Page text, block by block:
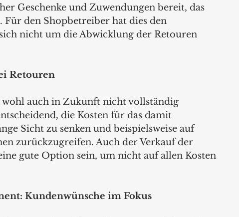
Geschenke und Zuwendungen bereit, das
den Shopbetreiber hat dies den
nicht um die Abwicklung der Retouren
Retouren
wohl auch in Zukunft nicht vollständig
die Kosten für das damit
Sicht zu senken und beispielsweise auf
zurückzugreifen. Auch der Verkauf der
gute Option sein, um nicht auf allen Kosten
Kundenwünsche im Fokus